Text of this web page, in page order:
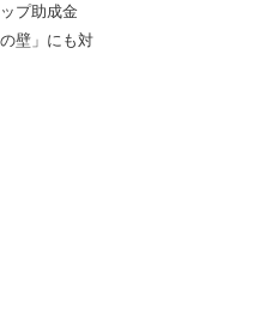
プ助成金
壁」にも対